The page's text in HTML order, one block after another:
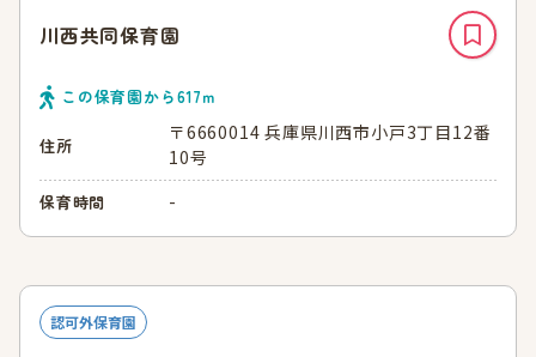
川西共同保育園
この保育園から617ｍ
住所
〒6660014 兵庫県川西市小戸3丁目12番
10号
保育時間 -
認可外保育園